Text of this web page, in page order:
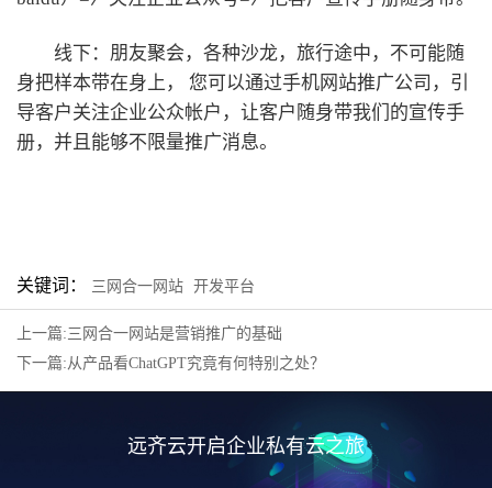
线下：朋友聚会，各种沙龙，旅行途中，不可能随
身把样本带在身上， 您可以通过手机网站推广公司，引
导客户关注企业公众帐户，让客户随身带我们的宣传手
册，并且能够不限量推广消息。
关键词： 三网合一网站 开发平台
上一篇:三网合一网站是营销推广的基础
下一篇:从产品看ChatGPT究竟有何特别之处？
远齐云开启企业私有云之旅